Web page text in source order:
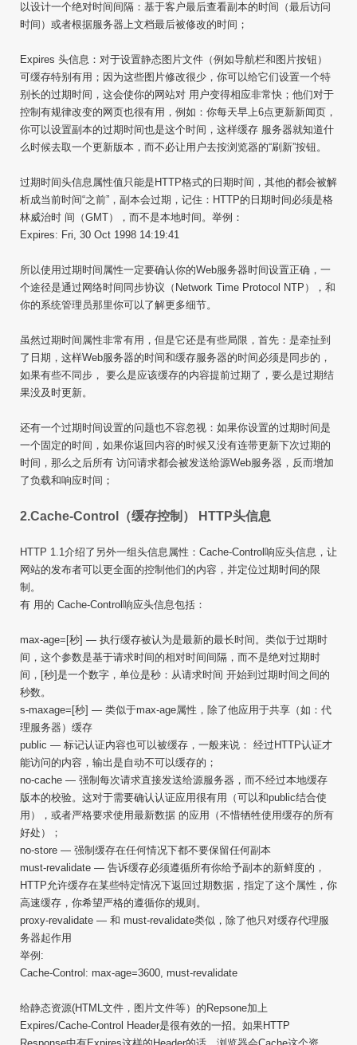
以设计一个绝对时间间隔：基于客户最后查看副本的时间（最后访问
时间）或者根据服务器上文档最后被修改的时间；
Expires 头信息：对于设置静态图片文件（例如导航栏和图片按钮）
可缓存特别有用；因为这些图片修改很少，你可以给它们设置一个特
别长的过期时间，这会使你的网站对 用户变得相应非常快；他们对于
控制有规律改变的网页也很有用，例如：你每天早上6点更新新闻页，
你可以设置副本的过期时间也是这个时间，这样缓存 服务器就知道什
么时候去取一个更新版本，而不必让用户去按浏览器的“刷新”按钮。
过期时间头信息属性值只能是HTTP格式的日期时间，其他的都会被解
析成当前时间“之前”，副本会过期，记住：HTTP的日期时间必须是格
林威治时 间（GMT），而不是本地时间。举例：
Expires: Fri, 30 Oct 1998 14:19:41
所以使用过期时间属性一定要确认你的Web服务器时间设置正确，一
个途径是通过网络时间同步协议（Network Time Protocol NTP），和
你的系统管理员那里你可以了解更多细节。
虽然过期时间属性非常有用，但是它还是有些局限，首先：是牵扯到
了日期，这样Web服务器的时间和缓存服务器的时间必须是同步的，
如果有些不同步， 要么是应该缓存的内容提前过期了，要么是过期结
果没及时更新。
还有一个过期时间设置的问题也不容忽视：如果你设置的过期时间是
一个固定的时间，如果你返回内容的时候又没有连带更新下次过期的
时间，那么之后所有 访问请求都会被发送给源Web服务器，反而增加
了负载和响应时间；
2.Cache-Control（缓存控制） HTTP头信息
HTTP 1.1介绍了另外一组头信息属性：Cache-Control响应头信息，让
网站的发布者可以更全面的控制他们的内容，并定位过期时间的限
制。
有 用的 Cache-Control响应头信息包括：
max-age=[秒] — 执行缓存被认为是最新的最长时间。类似于过期时
间，这个参数是基于请求时间的相对时间间隔，而不是绝对过期时
间，[秒]是一个数字，单位是秒：从请求时间 开始到过期时间之间的
秒数。
s-maxage=[秒] — 类似于max-age属性，除了他应用于共享（如：代
理服务器）缓存
public — 标记认证内容也可以被缓存，一般来说： 经过HTTP认证才
能访问的内容，输出是自动不可以缓存的；
no-cache — 强制每次请求直接发送给源服务器，而不经过本地缓存
版本的校验。这对于需要确认认证应用很有用（可以和public结合使
用），或者严格要求使用最新数据 的应用（不惜牺牲使用缓存的所有
好处）；
no-store — 强制缓存在任何情况下都不要保留任何副本
must-revalidate — 告诉缓存必须遵循所有你给予副本的新鲜度的，
HTTP允许缓存在某些特定情况下返回过期数据，指定了这个属性，你
高速缓存，你希望严格的遵循你的规则。
proxy-revalidate — 和 must-revalidate类似，除了他只对缓存代理服
务器起作用
举例:
Cache-Control: max-age=3600, must-revalidate
给静态资源(HTML文件，图片文件等）的Repsone加上
Expires/Cache-Control Header是很有效的一招。如果HTTP